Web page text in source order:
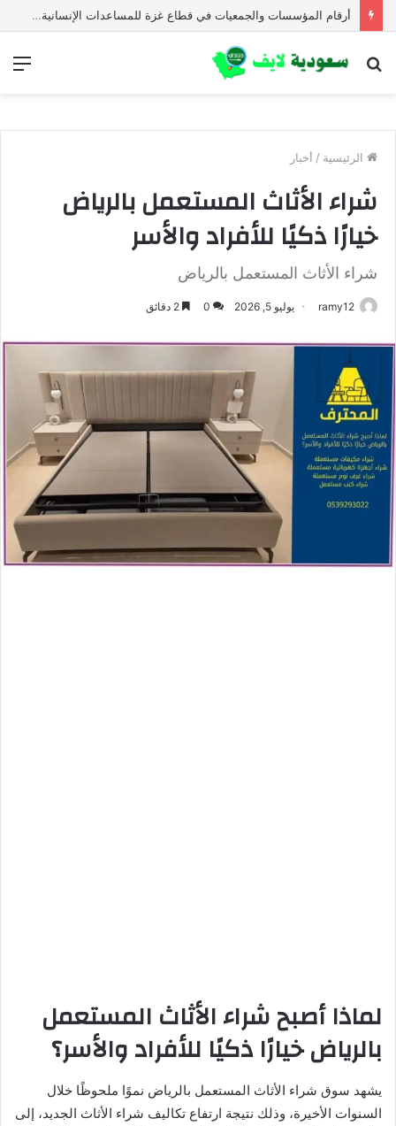
أرقام المؤسسات والجمعيات في قطاع غزة للمساعدات الإنسانية العاجلة
بحث
الرئيسية / أخبار
شراء الأثاث المستعمل بالرياض
خيارًا ذكيًا للأفراد والأسر
شراء الأثاث المستعمل بالرياض
ramy12 يوليو 5, 2026 0
لماذا أصبح شراء الأثاث المستعمل
بالرياض خيارًا ذكيًا للأفراد والأسر؟
يشهد سوق شراء الأثاث المستعمل بالرياض نموًا ملحوظًا خلال
السنوات الأخيرة، وذلك نتيجة ارتفاع تكاليف شراء الأثاث الجديد، إلى